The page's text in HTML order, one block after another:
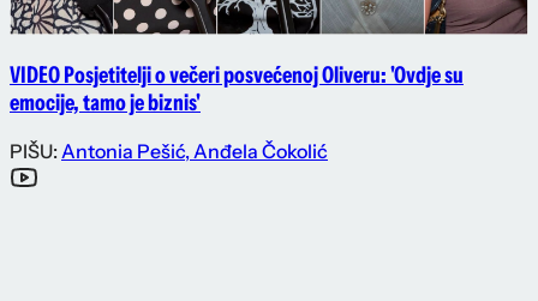
VIDEO Posjetitelji o večeri posvećenoj Oliveru: 'Ovdje su
emocije, tamo je biznis'
PIŠU: Antonia Pešić,Anđela Čokolić